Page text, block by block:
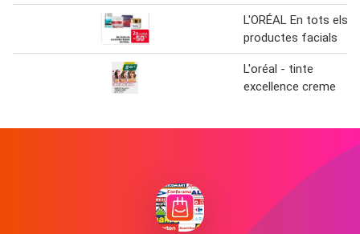
L'ORÉAL En tots els
productes facials
L'oréal - tinte
excellence creme